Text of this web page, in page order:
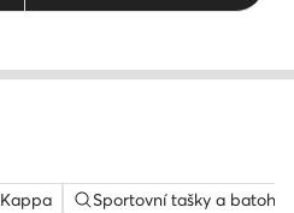
Sportovní tašky a batohy